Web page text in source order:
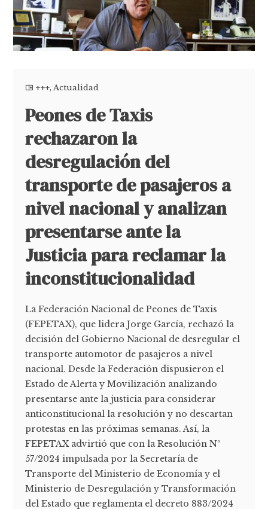
+++,Actualidad
Peones de Taxis
rechazaron la
desregulación del
transporte de pasajeros a
nivel nacional y analizan
presentarse ante la
Justicia para reclamar la
inconstitucionalidad
La Federación Nacional de Peones de Taxis
(FEPETAX), que lidera Jorge García, rechazó la
decisión del Gobierno Nacional de desregular el
transporte automotor de pasajeros a nivel
nacional. Desde la Federación dispusieron el
Estado de Alerta y Movilización analizando
presentarse ante la justicia para considerar
anticonstitucional la resolución y no descartan
protestas en las próximas semanas. Así, la
FEPETAX advirtió que con la Resolución Nº
57/2024 impulsada por la Secretaría de
Transporte del Ministerio de Economía y el
Ministerio de Desregulación y Transformación
del Estado que reglamenta el decreto 883/2024